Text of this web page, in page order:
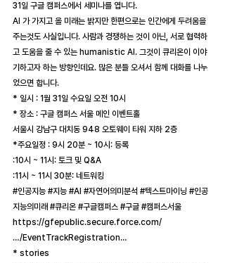
31일 구글 캠퍼스에서 세미나를 엽니다.
AI 가 가지고 올 미래는 밝지만 한편으로는 인간에게 두려움을
주는것도 사실입니다. 사람과 경쟁하는 것이 아닌, 서로 협력하
고 도움을 줄 수 있는 humanistic AI. 그것이 큐리온이 이야
기하고자 하는 방향인데요. 많은 분들 오셔서 함께 대화를 나누
었으면 합니다.
* 일시 : 1월 31일 수요일 오전 10시
* 장소 : 구글 캠퍼스 서울 메인 이벤트홀
서울시 강남구 대치동 948 오토웨이 타워 지하 2층
*주요일정 : 9시 20분 ~ 10시: 등록
:10시 ~ 11시: 토크 및 Q&A
:11시 ~ 11시 30분: 네트워킹
#인공지능 #지능 #AI #자연어의미분석 #텍스트마이닝 #인공
지능의미래 #큐리온 #구글캠퍼스 #구글 #캠퍼스서울
https://gfepublic.secure.force.com/
…/EventTrackRegistration…
* stories